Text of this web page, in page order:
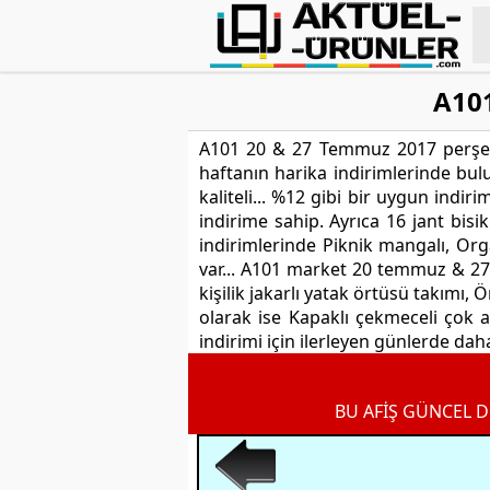
A101 20 & 27 Temmuz 2017
haftanın harika indirimlerinde
kaliteli... %12 gibi bir uygun
indirime sahip. Ayrıca 16 jant
indirimlerinde Piknik mangalı,
var... A101 market 20 temmuz &
kişilik jakarlı yatak örtüsü
olarak ise Kapaklı çekmeceli
indirimi için ilerleyen günlerde
BU AFİŞ GÜNCEL